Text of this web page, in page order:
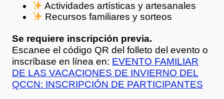
Actividades artísticas y artesanales
Recursos familiares y sorteos
Se requiere inscripción previa.
Escanee el código QR del folleto del evento o
inscríbase en línea en: EVENTO FAMILIAR
DE LAS VACACIONES DE INVIERNO DEL
QCCN: INSCRIPCIÓN DE PARTICIPANTES